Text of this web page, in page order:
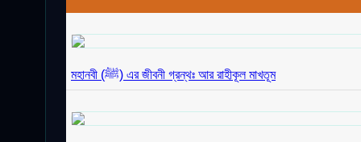
মহানবী (ﷺ) এর জীবনী গ্রন্থঃ আর রাহীকূল মাখতূম